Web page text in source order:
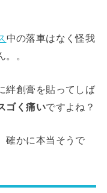
中の落車はなく怪我
。
絆創膏を貼ってしば
ゴく痛いですよね？
確かに本当そうで